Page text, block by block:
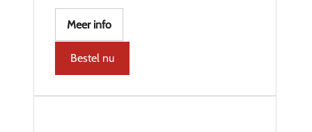
was:
€ 1.170,00.
Meer info
Bestel nu